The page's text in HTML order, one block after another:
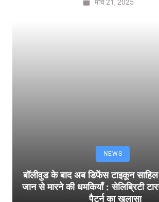
मार्च 21, 2025
NEWS
बॉलीवुड के बाद अब डिफेंस टाइकून साहिल
जान से मारने की धमकियाँ : सेलिब्रिटी
पैटर्न का खुलासा